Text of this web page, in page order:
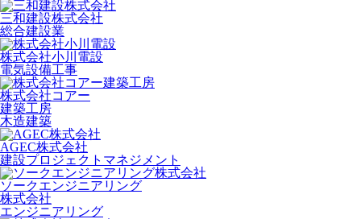
三和建設株式会社
総合建設業
株式会社小川電設
電気設備工事
株式会社コアー
建築工房
木造建築
AGEC株式会社
建設プロジェクトマネジメント
ソークエンジニアリング
株式会社
エンジニアリング